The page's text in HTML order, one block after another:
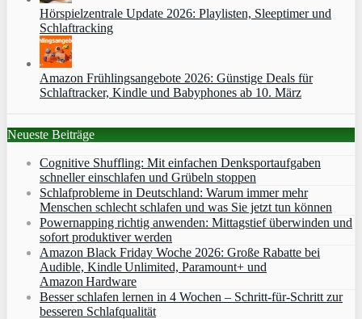
Hörspielzentrale Update 2026: Playlisten, Sleeptimer und
Schlaftracking
Amazon Frühlingsangebote 2026: Günstige Deals für
Schlaftracker, Kindle und Babyphones ab 10. März
Neueste Beiträge
Cognitive Shuffling: Mit einfachen Denksportaufgaben
schneller einschlafen und Grübeln stoppen
Schlafprobleme in Deutschland: Warum immer mehr
Menschen schlecht schlafen und was Sie jetzt tun können
Powernapping richtig anwenden: Mittagstief überwinden und
sofort produktiver werden
Amazon Black Friday Woche 2026: Große Rabatte bei
Audible, Kindle Unlimited, Paramount+ und
Amazon Hardware
Besser schlafen lernen in 4 Wochen – Schritt‑für‑Schritt zur
besseren Schlafqualität